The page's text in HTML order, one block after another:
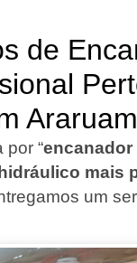
de
por “encanador
mais
um